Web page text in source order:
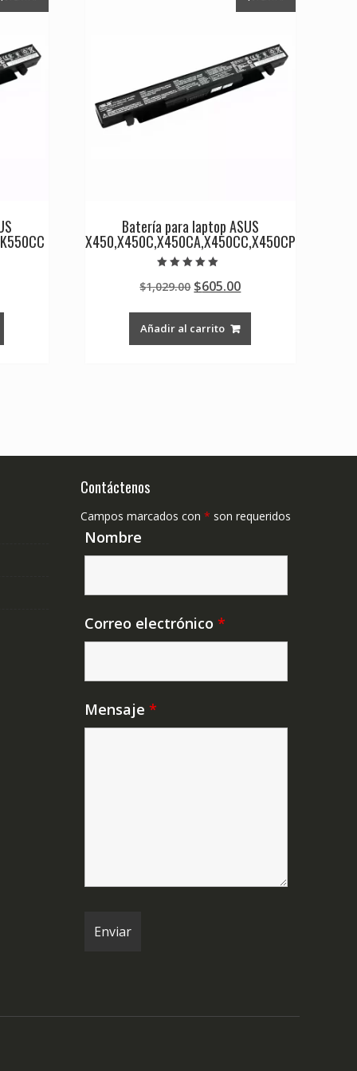
Batería para laptop ASUS
X450,X450C,X450CA,X450CC,X450CP
5.00
de 5
$1,029.00 Original
was:
$1,029.00.
$605.00Current
Añadir al carrito
Contáctenos
Campos marcados con * son requeridos
Nombre
Correo electrónico *
Mensaje *